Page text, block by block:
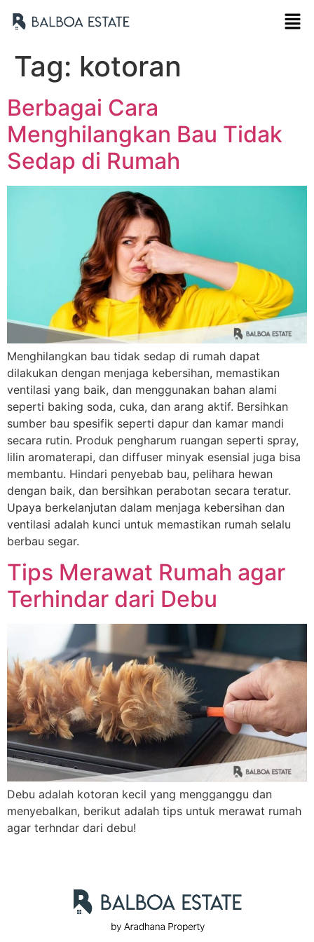
Tag: kotoran
Berbagai Cara
Menghilangkan Bau Tidak
Sedap di Rumah
Menghilangkan bau tidak sedap di rumah dapat
dilakukan dengan menjaga kebersihan, memastikan
ventilasi yang baik, dan menggunakan bahan alami
seperti baking soda, cuka, dan arang aktif. Bersihkan
sumber bau spesifik seperti dapur dan kamar mandi
secara rutin. Produk pengharum ruangan seperti spray,
lilin aromaterapi, dan diffuser minyak esensial juga bisa
membantu. Hindari penyebab bau, pelihara hewan
dengan baik, dan bersihkan perabotan secara teratur.
Upaya berkelanjutan dalam menjaga kebersihan dan
ventilasi adalah kunci untuk memastikan rumah selalu
berbau segar.
Tips Merawat Rumah agar
Terhindar dari Debu
Debu adalah kotoran kecil yang mengganggu dan
menyebalkan, berikut adalah tips untuk merawat rumah
agar terhndar dari debu!
Nama Lengkap
Hubungi via WhatsApp